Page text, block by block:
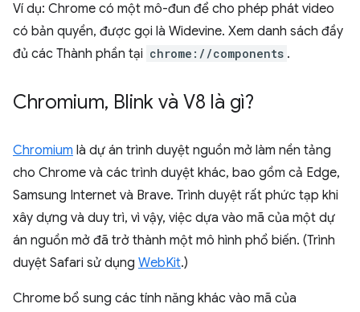
Ví dụ: Chrome có một mô-đun để cho phép phát video
có bản quyền, được gọi là Widevine. Xem danh sách đầy
đủ các Thành phần tại chrome://components .
Chromium, Blink và V8 là gì?
Chromium là dự án trình duyệt nguồn mở làm nền tảng
cho Chrome và các trình duyệt khác, bao gồm cả Edge,
Samsung Internet và Brave. Trình duyệt rất phức tạp khi
xây dựng và duy trì, vì vậy, việc dựa vào mã của một dự
án nguồn mở đã trở thành một mô hình phổ biến. (Trình
duyệt Safari sử dụng WebKit.)
Chrome bổ sung các tính năng khác vào mã của